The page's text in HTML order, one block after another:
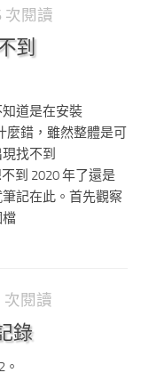
次閱讀
到
道是在安裝
麼錯，雖然整體是可
找不到
到 2020 年了還是
記在此。首先觀察
檔
次閱讀
錄